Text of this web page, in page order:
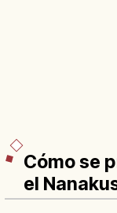
Cómo se
el